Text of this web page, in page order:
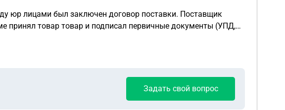
юр лицами был заключен договор поставки. Поставщик
принял товар товар и подписал первичные документы (УПД,
нарушен. Поставщик имеет намерение подать иск в суд.
Покупателя?
Задать свой вопрос